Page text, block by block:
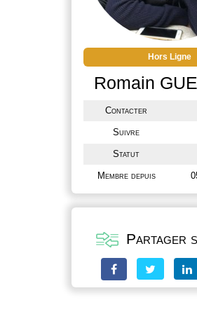
Hors Ligne
Romain
Contacter
Suivre
Statut
Membre depuis
Partager